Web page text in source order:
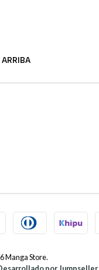
ARRIBA
Manga Store.
por Jumpseller.